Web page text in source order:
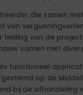
die samen
van
leiding van de
samen met
functioneel
op de
bij de afhandeling